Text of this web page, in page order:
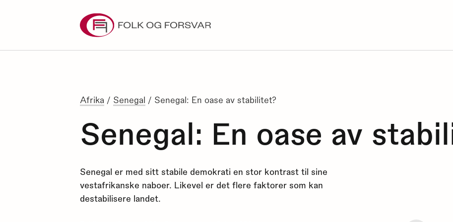
Afrika / Senegal / Senegal: En oase av stabilitet?
Senegal: En oase av
Senegal er med sitt stabile demokrati en stor kontrast til sine
vestafrikanske naboer. Likevel er det flere faktorer som kan
destabilisere landet.